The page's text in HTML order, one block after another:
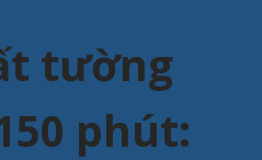
tường
phút: